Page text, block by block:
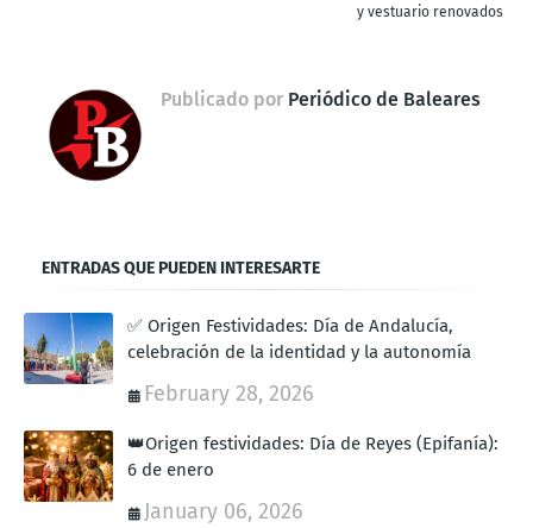
y vestuario renovados
Publicado por Periódico de Baleares
ENTRADAS QUE PUEDEN INTERESARTE
✅ Origen Festividades: Día de Andalucía,
celebración de la identidad y la autonomía
February 28, 2026
👑Origen festividades: Día de Reyes (Epifanía):
6 de enero
January 06, 2026